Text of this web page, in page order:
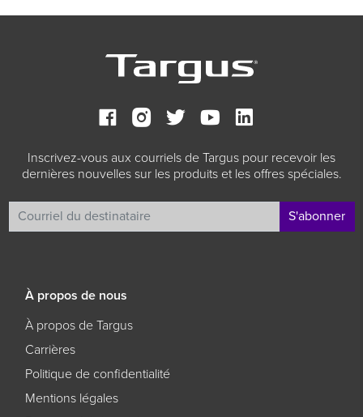
Inscrivez-vous aux courriels de Targus pour recevoir les
dernières nouvelles sur les produits et les offres spéciales.
S'abonner
À propos de nous
À propos de Targus
Carrières
Politique de confidentialité
Mentions légales